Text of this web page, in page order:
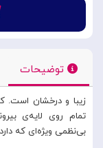
توضیحات
زیبا و درخشان است.
تمام روی لایه‌ی
بی‌نظمی ویژه‌ای که